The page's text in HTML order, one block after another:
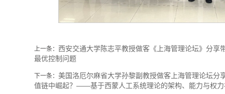
上一条： 西安交通大学陈志平教授做客《上海管理论坛》分享
最优控制问题
下一条： 美国洛厄尔麻省大学孙黎副教授做客上海管理论坛分
值链中崛起？——基于西蒙人工系统理论的架构、能力与权